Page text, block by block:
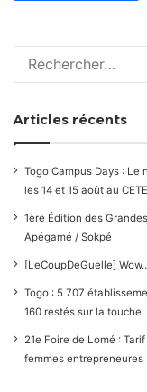
Articles récents
Togo Campus Days : Le
les 14 et 15 août au
1ère Édition des
Apégamé / Sokpé
[LeCoupDeGuelle]
Togo : 5 707
160 restés sur la touche
21e Foire de Lomé :
femmes entrepreneures